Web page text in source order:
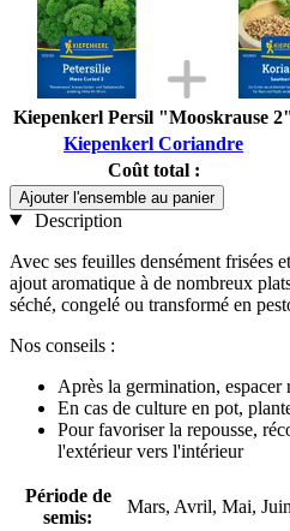
Kiepenkerl Persil "Mooskrause 2"
Kiepenkerl Coriandre
Coût total :
Ajouter l'ensemble au panier
Description
Avec ses feuilles densément frisées
ajout aromatique à de nombreux
séché, congelé ou transformé en
Nos conseils :
Après la germination, espacer
En cas de culture en pot,
Pour favoriser la repousse,
l'extérieur vers l'intérieur
Période de
semis:
Mars, Avril, Mai,